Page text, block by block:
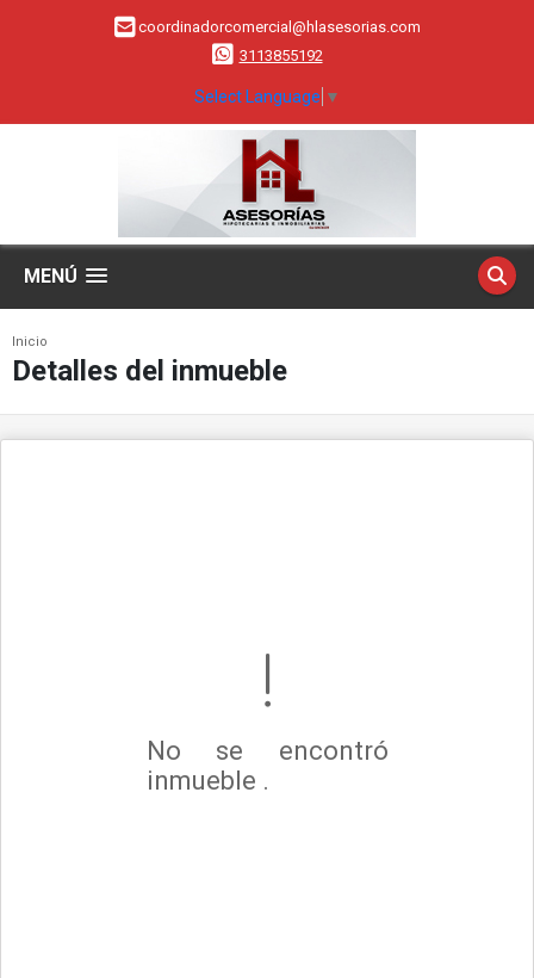
coordinadorcomercial@hlasesorias.com
3113855192
Select Language ▼
MENÚ
Inicio
Detalles del inmueble
No se encontró
inmueble .